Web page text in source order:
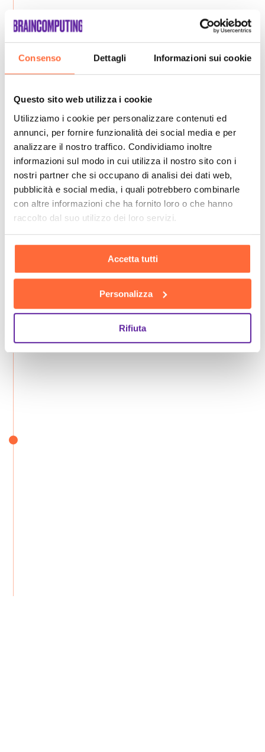
Consenso Dettagli Informazioni sui cookie
Questo sito web utilizza i cookie
Utilizziamo i cookie per personalizzare contenuti ed
annunci, per fornire funzionalità dei social media e per
analizzare il nostro traffico. Condividiamo inoltre
informazioni sul modo in cui utilizza il nostro sito con i
nostri partner che si occupano di analisi dei dati web,
pubblicità e social media, i quali potrebbero combinarle
con altre informazioni che ha fornito loro o che hanno
raccolto dal suo utilizzo dei loro servizi.
Accetta tutti
Personalizza
Rifiuta